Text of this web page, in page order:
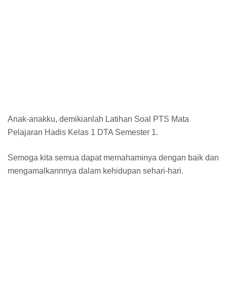
Anak-anakku, demikianlah Latihan Soal PTS Mata
Pelajaran Hadis Kelas 1 DTA Semester 1.
Semoga kita semua dapat memahaminya dengan baik dan
mengamalkannnya dalam kehidupan sehari-hari.